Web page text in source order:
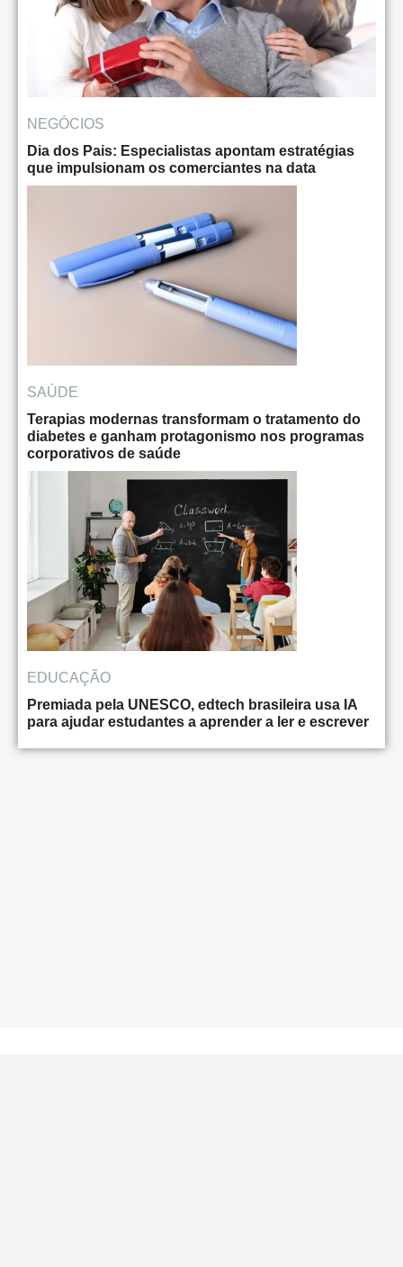
NEGÓCIOS
Dia dos Pais: Especialistas apontam estratégias
que impulsionam os comerciantes na data
SAÚDE
Terapias modernas transformam o tratamento do
diabetes e ganham protagonismo nos programas
corporativos de saúde
EDUCAÇÃO
Premiada pela UNESCO, edtech brasileira usa IA
para ajudar estudantes a aprender a ler e escrever